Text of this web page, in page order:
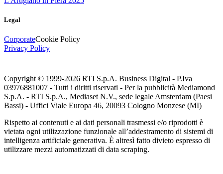
Legal
CorporateCookie Policy
Privacy Policy
Copyright © 1999-2026 RTI S.p.A. Business Digital - P.Iva
03976881007 - Tutti i diritti riservati - Per la pubblicità Mediamond
S.p.A. - RTI S.p.A., Mediaset N.V., sede legale Amsterdam (Paesi
Bassi) - Uffici Viale Europa 46, 20093 Cologno Monzese (MI)
Rispetto ai contenuti e ai dati personali trasmessi e/o riprodotti è
vietata ogni utilizzazione funzionale all’addestramento di sistemi di
intelligenza artificiale generativa. È altresì fatto divieto espresso di
utilizzare mezzi automatizzati di data scraping.